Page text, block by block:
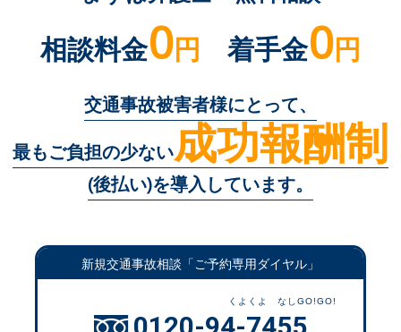
相談料金0円 着手金0円
交通事故被害者様にとって、
最もご負担の少ない成功報酬制
(後払い)を導入しています。
新規交通事故相談「ご予約専用ダイヤル」